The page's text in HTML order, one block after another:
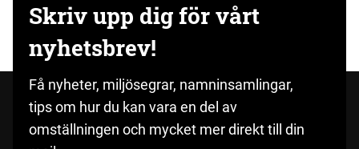
Skriv upp dig för vårt
nyhetsbrev!
Få nyheter, miljösegrar, namninsamlingar,
tips om hur du kan vara en del av
omställningen och mycket mer direkt till din